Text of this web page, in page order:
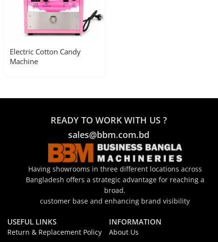
Electric Cotton Candy
Machine
READY TO WORK WITH US ?
sales@bbm.com.bd
Having showrooms in three different locations across
Bangladesh offers a strategic advantage for reaching a
broad.
customer base and enhancing brand visibility
USEFUL LINKS
Return & Replacement Policy
INFORMATION
About Us